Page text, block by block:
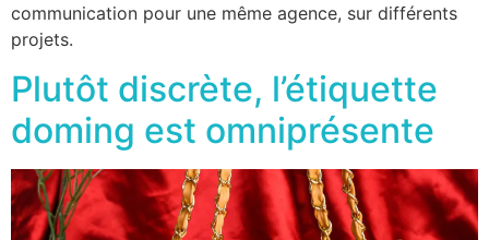
communication pour une même agence, sur différents
projets.
Plutôt discrète, l’étiquette
doming est omniprésente